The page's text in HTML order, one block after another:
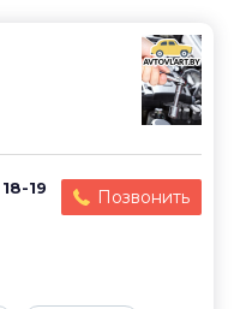
19
Позвонить